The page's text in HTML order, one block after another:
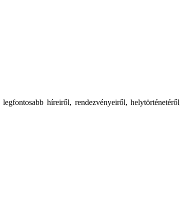
híreiről, rendezvényeiről,